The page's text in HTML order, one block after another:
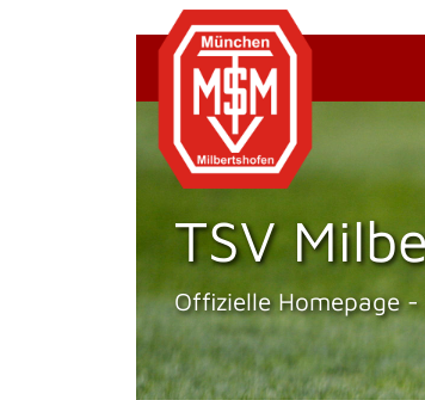
TSV
Offizielle Homepage